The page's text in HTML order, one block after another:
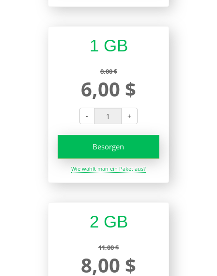
1 GB
8,00 $
6,00 $
- +
Besorgen
Wie wählt man ein Paket aus?
2 GB
11,00 $
8,00 $